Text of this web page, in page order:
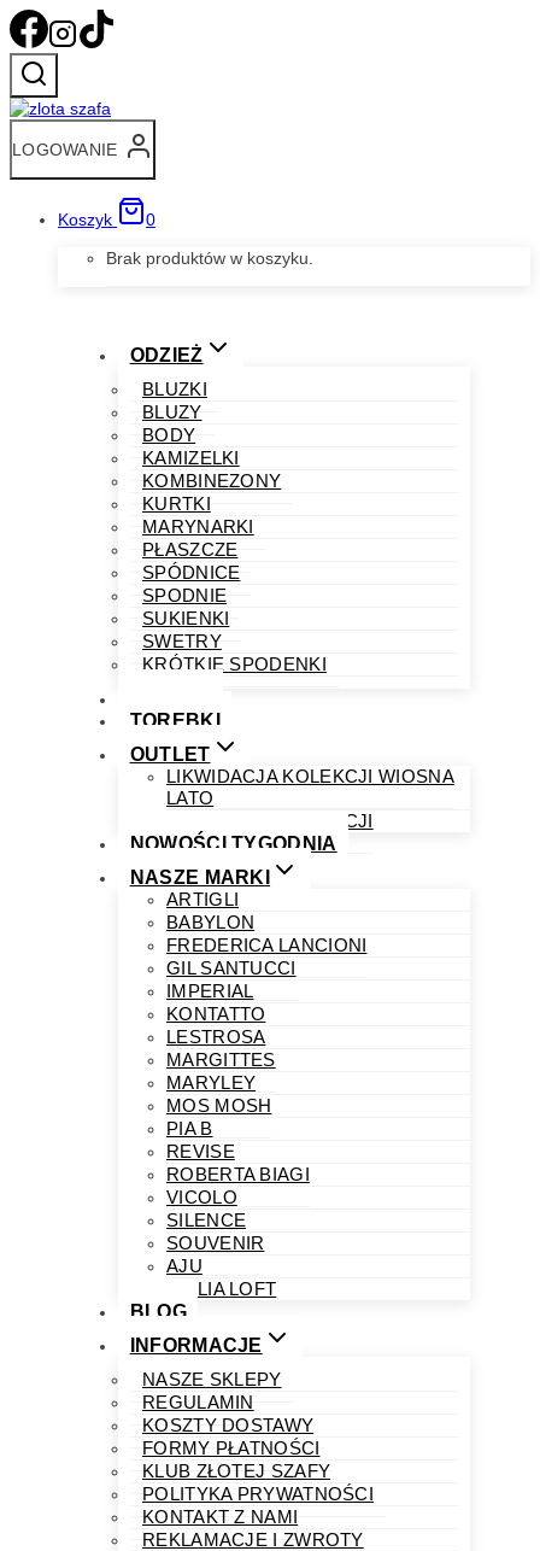
Przejdź
do
treści
LOGOWANIE
Koszyk
0
Brak produktów w koszyku.
ODZIEŻ
BLUZKI
BLUZY
BODY
KAMIZELKI
KOMBINEZONY
KURTKI
MARYNARKI
PŁASZCZE
SPÓDNICE
SPODNIE
SUKIENKI
SWETRY
KRÓTKIE SPODENKI
TOREBKI
OUTLET
LIKWIDACJA KOLEKCJI WIOSNA
LATO
LIKWIDACJA KOLEKCJI
NOWOŚCI TYGODNIA
NASZE MARKI
ARTIGLI
BABYLON
FREDERICA LANCIONI
GIL SANTUCCI
IMPERIAL
KONTATTO
LESTROSA
MARGITTES
MARYLEY
MOS MOSH
PIA B
REVISE
ROBERTA BIAGI
VICOLO
SILENCE
SOUVENIR
AJU
PHILIA LOFT
BLOG
INFORMACJE
NASZE SKLEPY
REGULAMIN
KOSZTY DOSTAWY
FORMY PŁATNOŚCI
KLUB ZŁOTEJ SZAFY
POLITYKA PRYWATNOŚCI
KONTAKT Z NAMI
REKLAMACJE I ZWROTY